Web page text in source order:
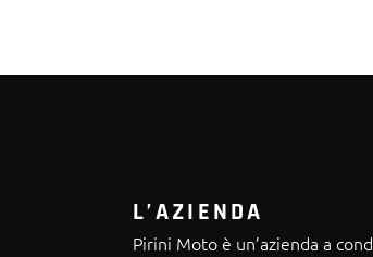
L’AZIENDA
Pirini Moto è un’azienda a